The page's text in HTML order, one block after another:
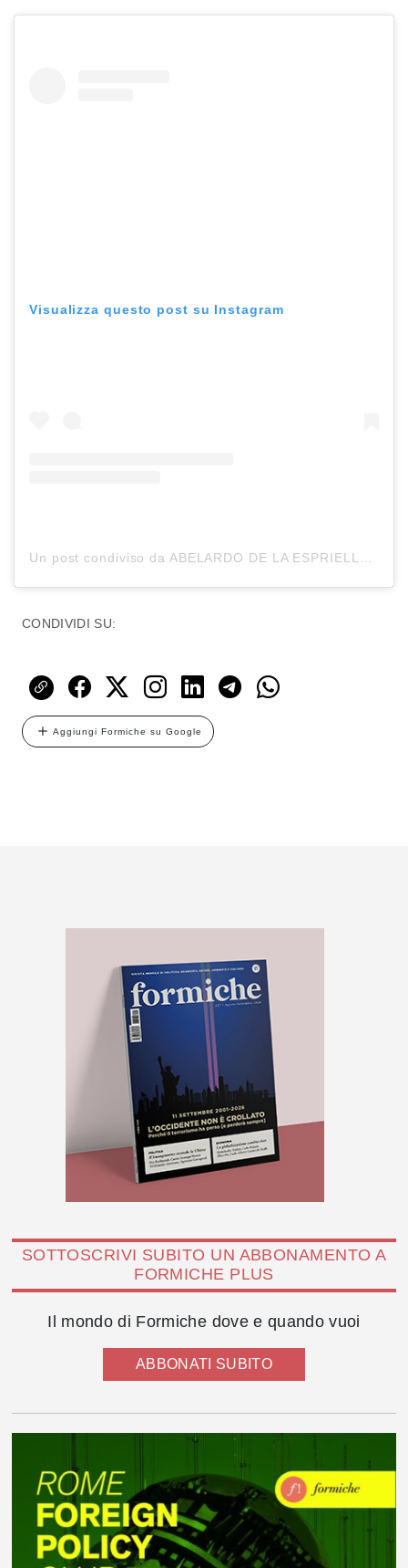
Visualizza questo post su Instagram
CONDIVIDI SU:
Aggiungi Formiche su Google
SOTTOSCRIVI SUBITO UN ABBONAMENTO A
FORMICHE PLUS
Il mondo di Formiche dove e quando vuoi
ABBONATI SUBITO